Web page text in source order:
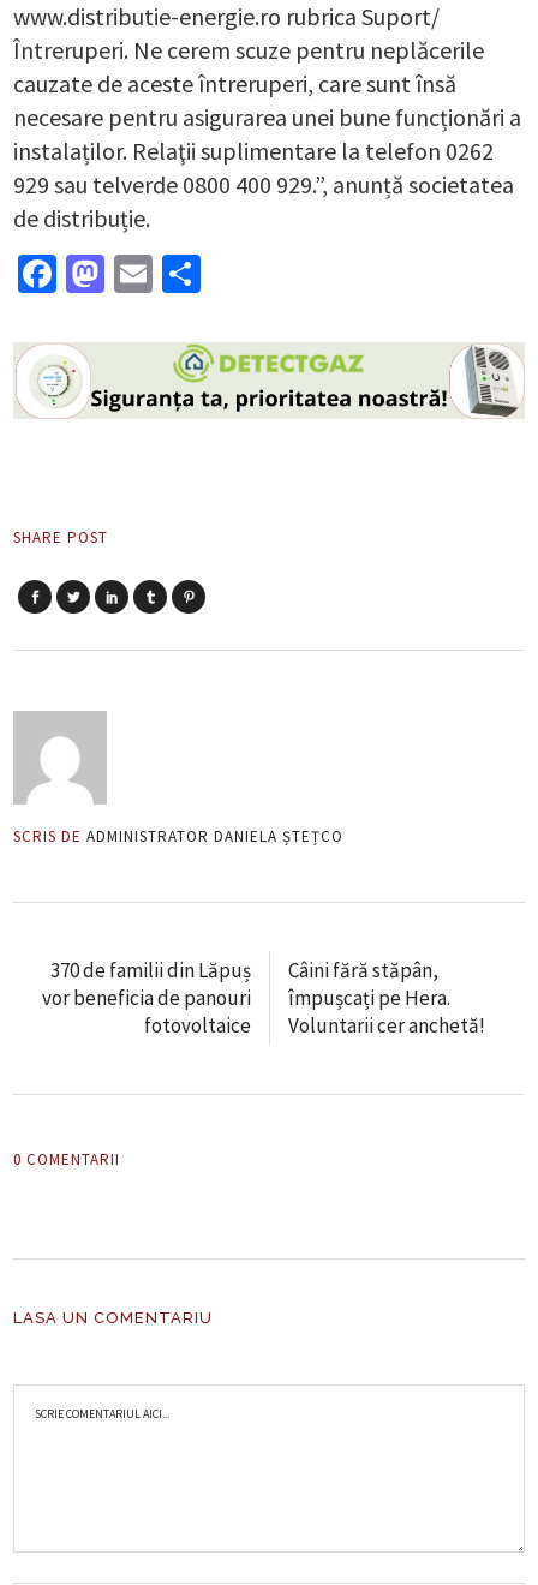
www.distributie-energie.ro rubrica Suport/
Întreruperi. Ne cerem scuze pentru neplăcerile
cauzate de aceste întreruperi, care sunt însă
necesare pentru asigurarea unei bune funcționări a
instalaților. Relaţii suplimentare la telefon 0262
929 sau telverde 0800 400 929.”, anunță societatea
de distribuție.
Facebook
Mastodon
Email
SHARE POST
SCRIS DE ADMINISTRATOR DANIELA ȘTEȚCO
370 de familii din Lăpuș
vor beneficia de panouri
fotovoltaice
Câini fără stăpân,
împușcați pe Hera.
Voluntarii cer anchetă!
0 COMENTARII
LASA UN COMENTARIU